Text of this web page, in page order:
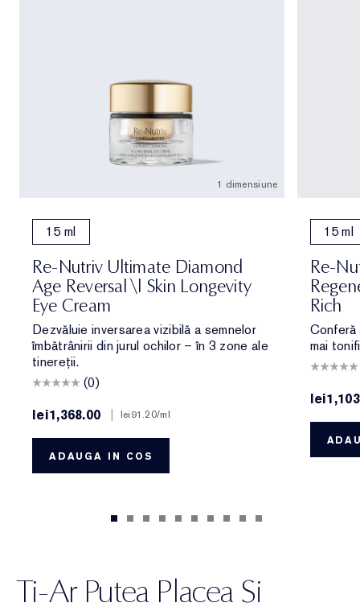
1 dimensiune
15 ml
Re-Nutriv Ultimate Diamond
Age Reversal \| Skin Longevity
Eye Cream
Dezvăluie inversarea vizibilă a semnelor
îmbătrânirii din jurul ochilor – în 3 zone ale
tinereții.
(0)
lei1,368.00
| lei91.20/ml
ADAUGA IN COS
15 ml
Re-
Rich
Conferă
mai
Ti-Ar Putea Placea Si